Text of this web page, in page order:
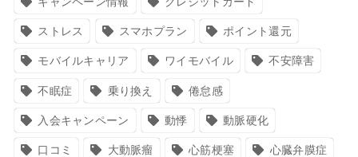
ストレス スマホプラン ポイント還元
モバイルキャリア ワイモバイル 不安障害
不眠症 乗り換え 倦怠感
入会キャンペーン 動悸 動脈硬化
口コミ 大動脈瘤 心筋梗塞 心臓弁膜症